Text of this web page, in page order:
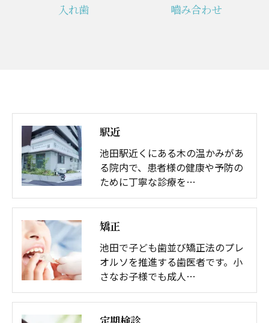
入れ歯 嚙み合わせ
駅近
池田駅近くにある木の温かみがあ
る院内で、患者様の健康や予防の
ために丁寧な診療を…
矯正
池田で子ども歯並び矯正法のプレ
オルソを推進する歯医者です。小
さなお子様でも成人…